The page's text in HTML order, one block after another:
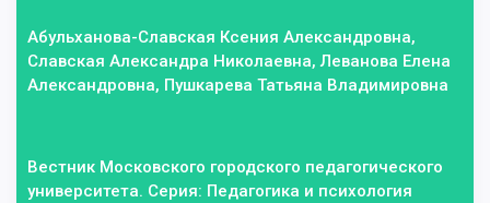
Абульханова-Славская Ксения Александровна,
Славская Александра Николаевна, Леванова Елена
Александровна, Пушкарева Татьяна Владимировна
Вестник Московского городского педагогического
университета. Серия: Педагогика и психология